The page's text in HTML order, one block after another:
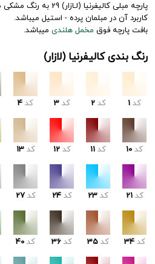
پارچه مبلی کالیفرنیا (لـازار) 29 به رنگ مشکی میباشد.
کاربرد آن در مبلمان پرده - استیل میباشد.
بافت پارچه فوق مخمل هلندی میباشد.
رنگ بندی کالیفرنیا (لازار)
کد 1 کد 2 کد 3 کد 4
کد 10 کد 11 کد 12 کد 13
کد 21 کد 23 کد 24 کد 27
کد 34 کد 35 کد 36 کد 40